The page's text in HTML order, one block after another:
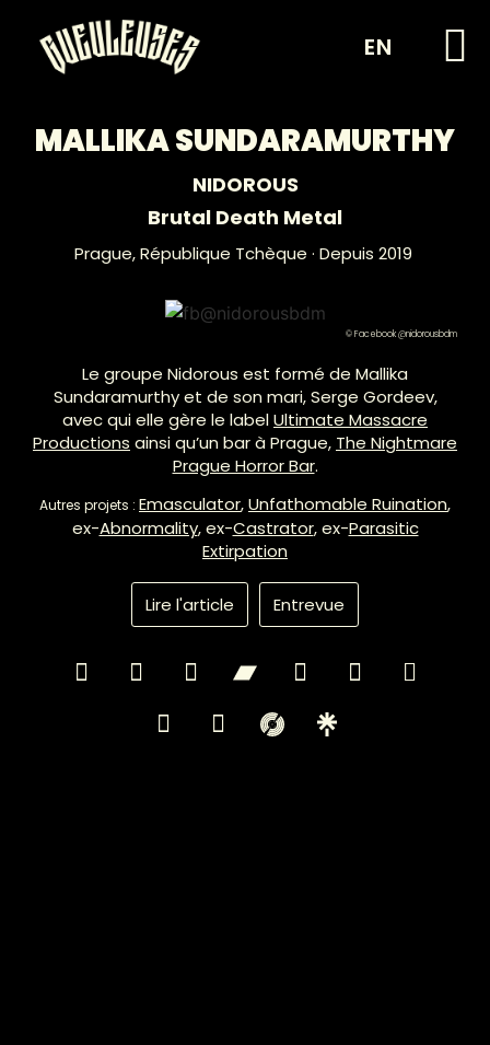
EN
MALLIKA SUNDARAMURTHY
NIDOROUS
Brutal Death Metal
Prague, République Tchèque · Depuis 2019
© Facebook @nidorousbdm
Le groupe Nidorous est formé de Mallika
Sundaramurthy et de son mari, Serge Gordeev,
avec qui elle gère le labelUltimate Massacre
Productions ainsi qu’un bar à Prague, The Nightmare
Prague Horror Bar.
Autres projets : Emasculator,Unfathomable Ruination,
ex-Abnormality, ex-Castrator, ex-Parasitic
Extirpation
Lire l'article Entrevue